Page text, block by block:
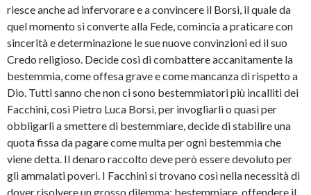
riesce anche ad infervorare e a convincere il Borsi, il quale da
quel momento si converte alla Fede, comincia a praticare con
sincerità e determinazione le sue nuove convinzioni ed il suo
Credo religioso. Decide così di combattere accanitamente la
bestemmia, come offesa grave e come mancanza di rispetto a
Dio. Tutti sanno che non ci sono bestemmiatori più incalliti dei
Facchini, così Pietro Luca Borsi, per invogliarli o quasi per
obbligarli a smettere di bestemmiare, decide di stabilire una
quota fissa da pagare come multa per ogni bestemmia che
viene detta. Il denaro raccolto deve però essere devoluto per
gli ammalati poveri. I Facchini si trovano così nella necessità di
dover risolvere un grosso dilemma: bestemmiare, offendere il